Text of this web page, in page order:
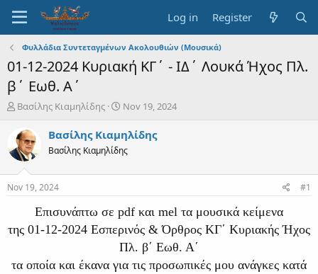
Log in Register
Φυλλάδια Συντεταγμένων Ακολουθιών (Μουσικά)
01-12-2024 Κυριακή ΚΓ΄ - ΙΔ΄ Λουκά Ήχος Πλ.
β΄ Εωθ. Α΄
T
r
e
a
t
t
Βασίλης Κιαμηλίδης
S
a
r
t
e
Nov 19, 2024
Βασίλης Κιαμηλίδης
Βασίλης Κιαμηλίδης
Nov 19, 2024 #1
Επισυνάπτω σε pdf και mel τα μουσικά κείμενα
της 01-12-2024 Εσπερινός & Όρθρος ΚΓ΄ Κυριακής Ήχος
Πλ. β΄ Εωθ. Α΄
τα οποία και έκανα για τις προσωπικές μου ανάγκες κατά